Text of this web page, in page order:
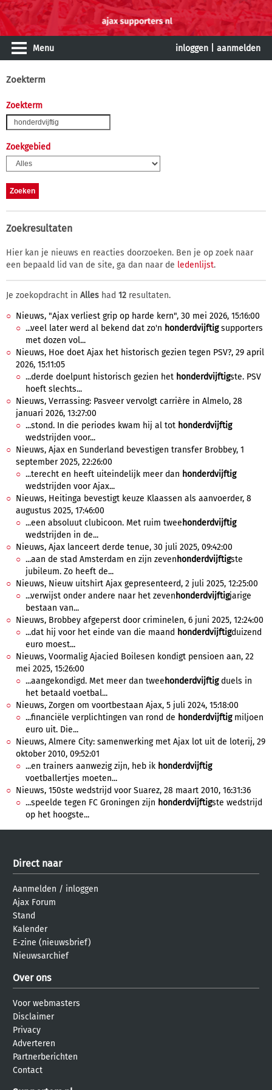
Menu inloggen aanmelden
Zoekterm
Zoekterm
Zoekgebied
Zoekresultaten
Hier kan je nieuws en reacties doorzoeken. Ben je op zoek naar
een bepaald lid van de site, ga dan naar de ledenlijst.
Je zoekopdracht in Alles had 12 resultaten.
Nieuws, "Ajax verliest grip op harde kern", 30 mei 2026, 15:16:00
...veel later werd al bekend dat zo'n honderdvijftigsupporters
met dozen vol...
Nieuws, Hoe doet Ajax het historisch gezien tegen PSV?, 29 april
2026, 15:11:05
...derde doelpunt historisch gezien het honderdvijftigste. PSV
hoeft slechts...
Nieuws, Verrassing: Pasveer vervolgt carrière in Almelo, 28
januari 2026, 13:27:00
...stond. In die periodes kwam hij al tot honderdvijftig
wedstrijden voor...
Nieuws, Ajax en Sunderland bevestigen transfer Brobbey, 1
september 2025, 22:26:00
...terecht en heeft uiteindelijk meer dan honderdvijftig
wedstrijden voor Ajax...
Nieuws, Heitinga bevestigt keuze Klaassen als aanvoerder, 8
augustus 2025, 17:46:00
...een absoluut clubicoon. Met ruim twee honderdvijftig
wedstrijden in de...
Nieuws, Ajax lanceert derde tenue, 30 juli 2025, 09:42:00
...aan de stad Amsterdam en zijn zeven honderdvijftigste
jubileum. Zo heeft de...
Nieuws, Nieuw uitshirt Ajax gepresenteerd, 2 juli 2025, 12:25:00
...verwijst onder andere naar het zeven honderdvijftigjarige
bestaan van...
Nieuws, Brobbey afgeperst door criminelen, 6 juni 2025, 12:24:00
...dat hij voor het einde van die maand honderdvijftigduizend
euro moest...
Nieuws, Voormalig Ajacied Boilesen kondigt pensioen aan, 22
mei 2025, 15:26:00
...aangekondigd. Met meer dan twee honderdvijftigduels in
het betaald voetbal...
Nieuws, Zorgen om voortbestaan Ajax, 5 juli 2024, 15:18:00
...financiële verplichtingen van rond de honderdvijftigmiljoen
euro uit. Die...
Nieuws, Almere City: samenwerking met Ajax lot uit de loterij, 29
oktober 2010, 09:52:01
...en trainers aanwezig zijn, heb ik honderdvijftig
voetballertjes moeten...
Nieuws, 150ste wedstrijd voor Suarez, 28 maart 2010, 16:31:36
...speelde tegen FC Groningen zijn honderdvijftigste wedstrijd
op het hoogste...
Direct naar
Aanmelden / inloggen
Ajax Forum
Stand
Kalender
E-zine (nieuwsbrief)
Nieuwsarchief
Over ons
Voor webmasters
Disclaimer
Privacy
Adverteren
Partnerberichten
Contact